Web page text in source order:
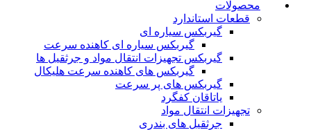
محصولات
قطعات استاندارد
گيربكس سياره ای
گيربكس سياره ای كاهنده سرعت
گيربكس تجهيزات انتقال مواد و جرثقيل ها
گيربكس های كاهنده سرعت هليكال
گيربكس های پر سرعت
ياتاقان كفگرد
تجهیزات انتقال مواد
جرثقیل های بندری